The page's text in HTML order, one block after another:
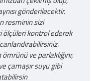
gönderilecektir.
resminin sizi
ölçüleri kontrol ederek
ve parlaklığını;
çamaşır suyu gibi